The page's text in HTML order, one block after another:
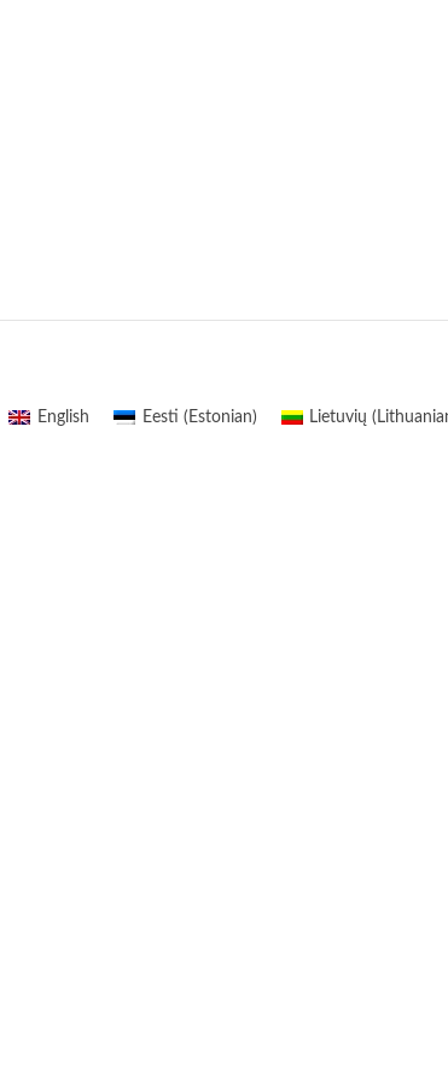
English Eesti ( Estonian) Lietuvių (